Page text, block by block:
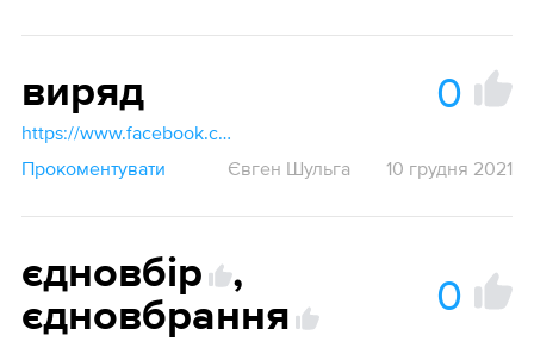
виряд 0
https://www.facebook.com/groups/2008985302578433/posts/2529473220529636/
Прокоментувати
Євген Шульга 10 грудня 2021
єдновбір
,
єдновбрання
0